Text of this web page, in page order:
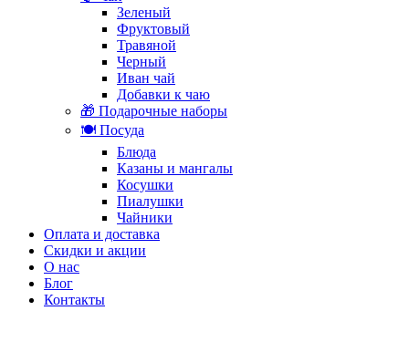
Зеленый
Фруктовый
Травяной
Черный
Иван чай
Добавки к чаю
🎁 Подарочные наборы
🍽️ Посуда
Блюда
Казаны и мангалы
Косушки
Пиалушки
Чайники
Оплата и доставка
Скидки и акции
О нас
Блог
Контакты